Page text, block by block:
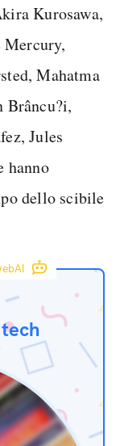
Kurosawa,
Mercury,
Mahatma
Brâncu?i,
Jules
hanno
dello scibile